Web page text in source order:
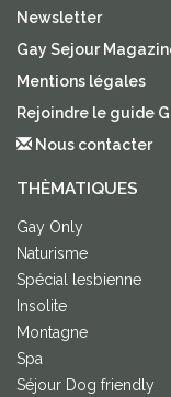
Newsletter
Gay Sejour
Mentions légales
Rejoindre le guide
Nous contacter
THÈMATIQUES
Gay Only
Naturisme
Spécial lesbienne
Insolite
Montagne
Spa
Séjour Dog friendly